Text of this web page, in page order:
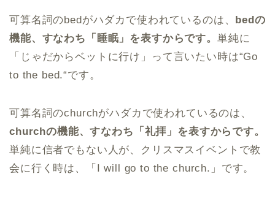
可算名詞のbedがハダカで使われているのは、 bedの
機能、すなわち「睡眠」を表すからです。 単純に
「じゃだからベットに行け」って言いたい時は“Go
to the bed.“です。
可算名詞のchurchがハダカで使われているのは、
churchの機能、すなわち「礼拝」を表すからです。
単純に信者でもない人が、クリスマスイベントで教
会に行く時は、「I will go to the church.」です。